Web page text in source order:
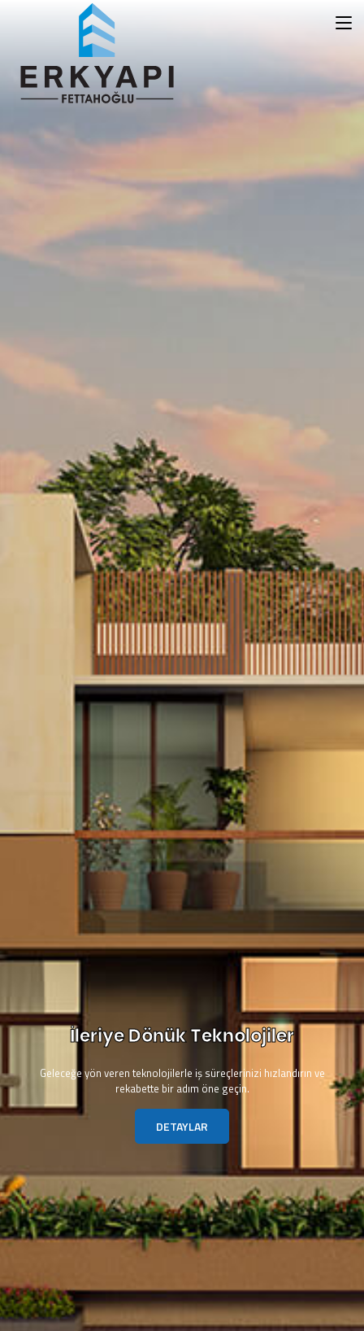
İleriye Dönük Teknolojiler
Geleceğe yön veren teknolojilerle iş süreçlerinizi hızlandırın ve
rekabette bir adım öne geçin.
DETAYLAR